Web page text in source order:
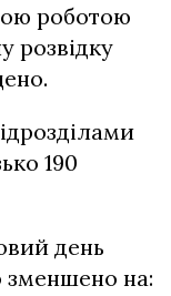
роботою
розвідку
190
день
зменшено на: